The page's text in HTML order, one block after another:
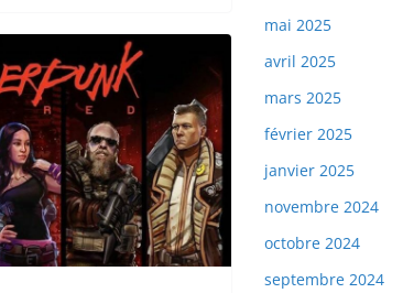
mai 2025
avril 2025
mars 2025
février 2025
janvier 2025
novembre 2024
octobre 2024
septembre 2024